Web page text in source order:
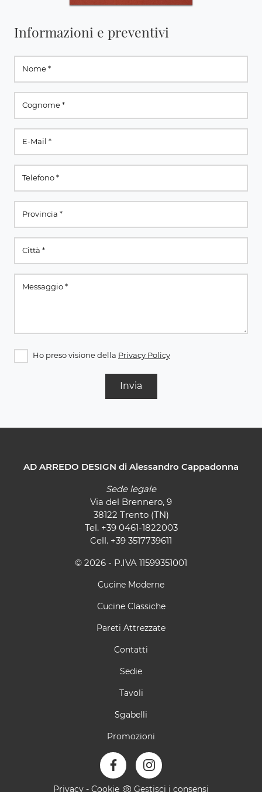
Informazioni e preventivi
Ho preso visione della Privacy Policy
Invia
AD ARREDO DESIGN di Alessandro Cappadonna
Sede legale
Via del Brennero, 9
38122 Trento (TN)
Tel. +39 0461-1822003
Cell. +39 3517739611
© 2026 - P.IVA 11599351001
Cucine Moderne
Cucine Classiche
Pareti Attrezzate
Contatti
Sedie
Tavoli
Sgabelli
Promozioni
Privacy - Cookie Gestisci i consensi